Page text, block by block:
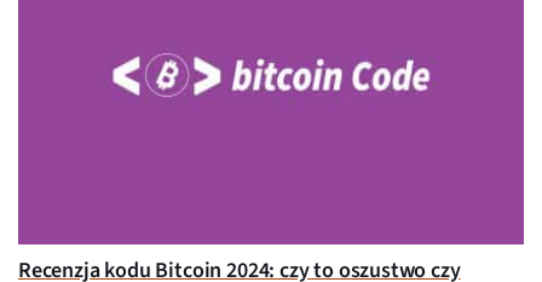
Recenzja kodu Bitcoin 2024: czy to oszustwo czy